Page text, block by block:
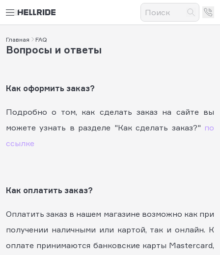
Главная FAQ
Вопросы и ответы
Как оформить заказ?
Подробно о том, как сделать заказ на сайте вы
можете узнать в разделе "Как сделать заказ?" по
ссылке
Как оплатить заказ?
Оплатить заказ в нашем магазине возможно как при
получении наличными или картой, так и онлайн. К
оплате принимаются банковские карты Mastercard,